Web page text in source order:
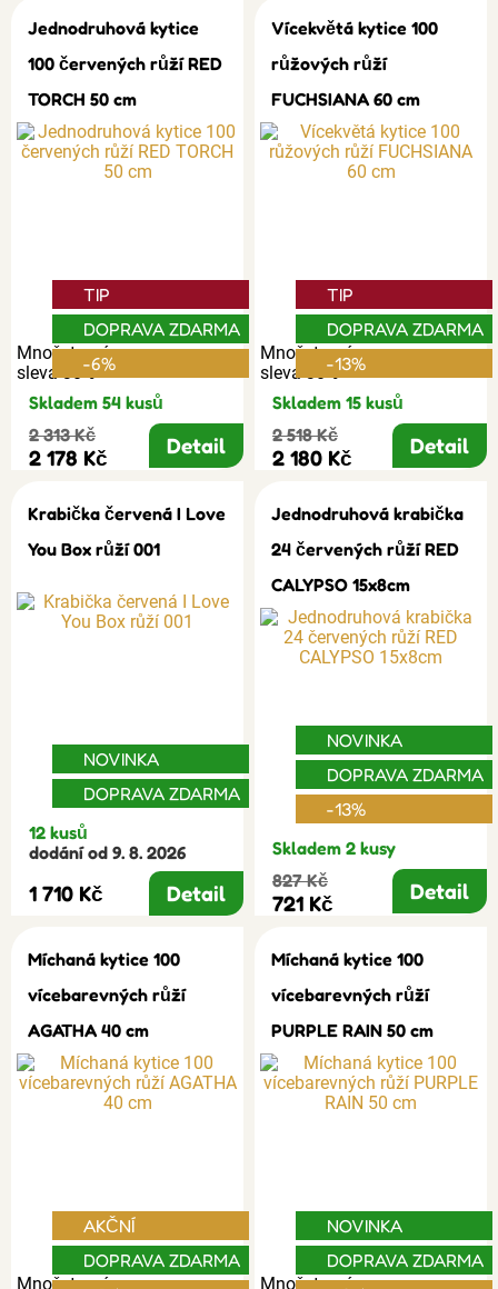
Jednodruhová kytice
100 červených růží RED
TORCH 50 cm
Množstevní
sleva 30%
TIP
DOPRAVA ZDARMA
-6%
Skladem 54 kusů
2 313 Kč
2 178 Kč Detail
Vícekvětá kytice 100
růžových růží
FUCHSIANA 60 cm
Množstevní
sleva 30%
TIP
DOPRAVA ZDARMA
-13%
Skladem 15 kusů
2 518 Kč
2 180 Kč Detail
Krabička červená I Love
You Box růží 001
NOVINKA
DOPRAVA ZDARMA
12 kusů
dodání od 9. 8. 2026
1 710 Kč Detail
Jednodruhová krabička
24 červených růží RED
CALYPSO 15x8cm
NOVINKA
DOPRAVA ZDARMA
-13%
Skladem 2 kusy
827 Kč
721 Kč Detail
Míchaná kytice 100
vícebarevných růží
AGATHA 40 cm
Množstevní
AKČNÍ
DOPRAVA ZDARMA
Míchaná kytice 100
vícebarevných růží
PURPLE RAIN 50 cm
Množstevní
NOVINKA
DOPRAVA ZDARMA